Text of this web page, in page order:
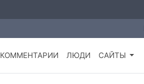
КОММЕНТАРИИ ЛЮДИ САЙТЫ